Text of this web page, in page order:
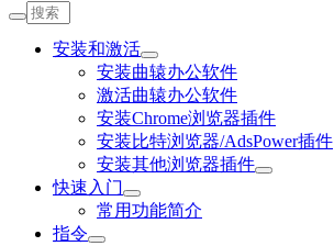
安装和激活
安装曲辕办公软件
激活曲辕办公软件
安装Chrome浏览器插件
安装比特浏览器/AdsPower插件
安装其他浏览器插件
快速入门
常用功能简介
指令